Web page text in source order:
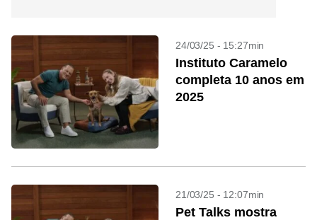
24/03/25 - 15:27min
Instituto Caramelo
completa 10 anos em
2025
21/03/25 - 12:07min
Pet Talks mostra